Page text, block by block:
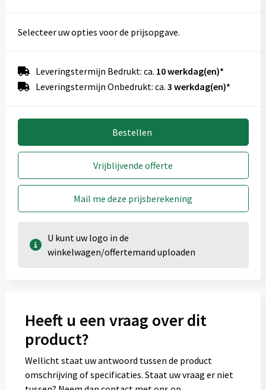
Area 3 (35mm x 35mm)
Selecteer uw opties voor de prijsopgave.
Leveringstermijn Bedrukt: ca. 10 werkdag(en)*
Leveringstermijn Onbedrukt: ca. 3 werkdag(en)*
Bestellen
Vrijblijvende offerte
Mail me deze prijsberekening
U kunt uw logo in de
winkelwagen/offertemand uploaden
Heeft u een vraag over dit
product?
Wellicht staat uw antwoord tussen de product
omschrijving of specificaties. Staat uw vraag er niet